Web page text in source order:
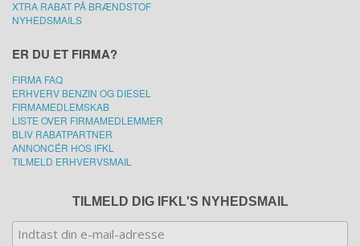
XTRA RABAT PÅ BRÆNDSTOF
NYHEDSMAILS
ER DU ET FIRMA?
FIRMA FAQ
ERHVERV BENZIN OG DIESEL
FIRMAMEDLEMSKAB
LISTE OVER FIRMAMEDLEMMER
BLIV RABATPARTNER
ANNONCÉR HOS IFKL
TILMELD ERHVERVSMAIL
TILMELD DIG IFKL'S NYHEDSMAIL